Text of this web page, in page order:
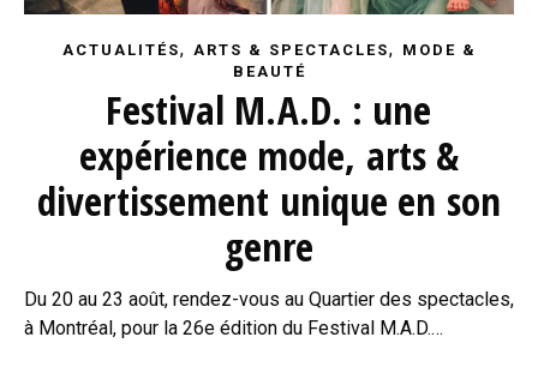
ACTUALITÉS, ARTS & SPECTACLES, MODE &
BEAUTÉ
Festival M.A.D. : une
expérience mode, arts &
divertissement unique en son
genre
Du 20 au 23 août, rendez-vous au Quartier des spectacles,
à Montréal, pour la 26e édition du Festival M.A.D.…